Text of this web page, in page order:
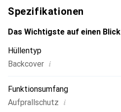
anspruchsvolle Kundschaft.
Spezifikationen
Das Wichtigste auf einen Blick
Hüllentyp
Backcover i
Funktionsumfang
Aufprallschutz i